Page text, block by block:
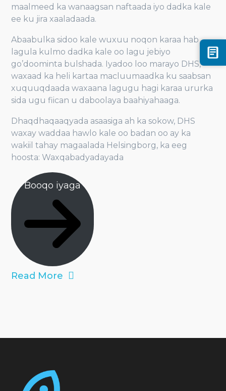
maalmeed ka wanaagsan naftaada iyo dadka kale
ee ku jira xaaladaada.
Abaabulka sidoo kale wuxuu noqon karaa hab
lagula kulmo dadka kale oo lagu jebiyo
go’doominta bulshada. Iyadoo loo marayo DHS,
waxaad ka heli kartaa macluumaadka ku saabsan
xuquuqdaada waxaana lagugu hagi karaa ururka
sida ugu fiican u daboolaya baahiyahaaga.
Dhaqdhaqaaqyada asaasiga ah ka sokow, DHS
waxay waddaa hawlo kale oo badan oo ay ka
wakiil tahay magaalada Helsingborg, ka eeg
hoosta: Waxqabadyadayada
Booqo iyaga
Read More